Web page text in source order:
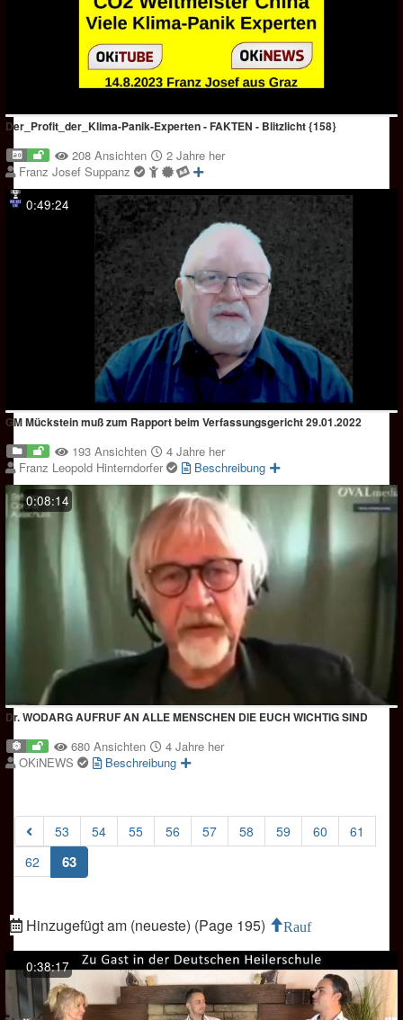
Der_Profit_der_Klima-Panik-Experten - FAKTEN - Blitzlicht {158}
208 Ansichten
2 Jahre her
Franz Josef Suppanz
0:49:24
GM Mückstein muß zum Rapport beim Verfassungsgericht 29.01.2022
193 Ansichten
4 Jahre her
Franz Leopold Hinterndorfer
Beschreibung
0:08:14
Dr. WODARG AUFRUF AN ALLE MENSCHEN DIE EUCH WICHTIG SIND
680 Ansichten
4 Jahre her
OKiNEWS
Beschreibung
53 54 55 56 57 58 59 60
61
62
63(current)
Hinzugefügt am (neueste) (Page 195) Rauf
0:38:17